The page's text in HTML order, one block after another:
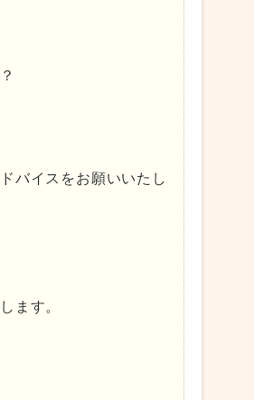
バイスをお願いいたし
ます。